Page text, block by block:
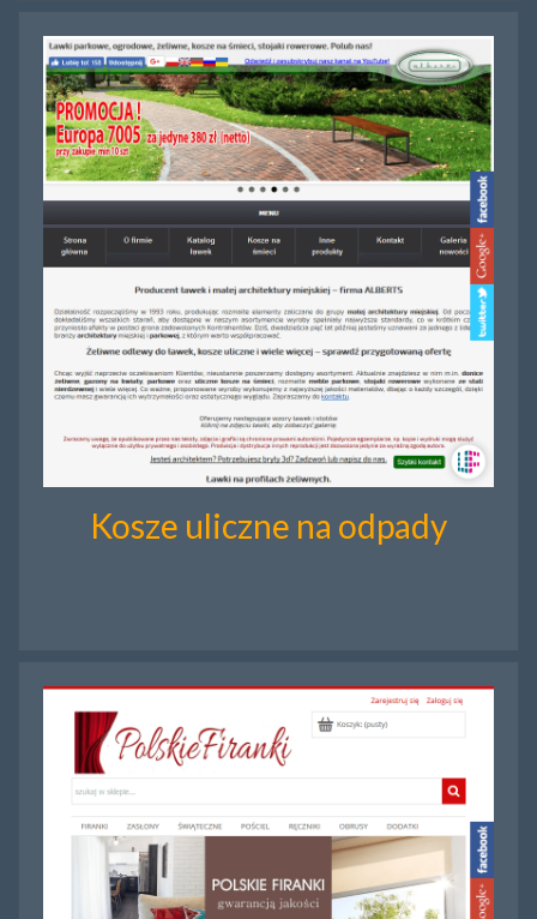
Kosze uliczne na odpady